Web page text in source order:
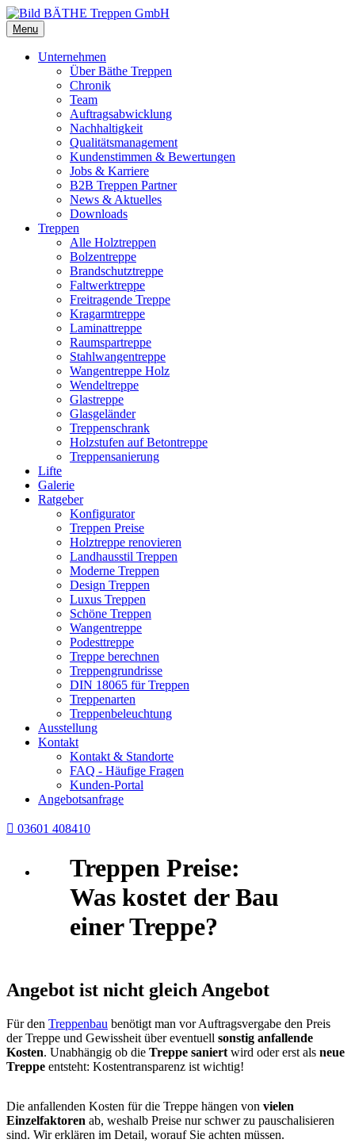
Menu
Unternehmen
Über Bäthe Treppen
Chronik
Team
Auftragsabwicklung
Nachhaltigkeit
Qualitätsmanagement
Kundenstimmen & Bewertungen
Jobs & Karriere
B2B Treppen Partner
News & Aktuelles
Downloads
Treppen
Alle Holztreppen
Bolzentreppe
Brandschutztreppe
Faltwerktreppe
Freitragende Treppe
Kragarmtreppe
Laminattreppe
Raumspartreppe
Stahlwangentreppe
Wangentreppe Holz
Wendeltreppe
Glastreppe
Glasgeländer
Treppenschrank
Holzstufen auf Betontreppe
Treppensanierung
Lifte
Galerie
Ratgeber
Konfigurator
Treppen Preise
Holztreppe renovieren
Landhausstil Treppen
Moderne Treppen
Design Treppen
Luxus Treppen
Schöne Treppen
Wangentreppe
Podesttreppe
Treppe berechnen
Treppengrundrisse
DIN 18065 für Treppen
Treppenarten
Treppenbeleuchtung
Ausstellung
Kontakt
Kontakt & Standorte
FAQ - Häufige Fragen
Kunden-Portal
Angebotsanfrage
 03601 408410
Treppen Preise:
Was kostet der Bau
einer Treppe?
Angebot ist nicht gleich Angebot
Für den Treppenbau benötigt man vor Auftragsvergabe den Preis
der Treppe und Gewissheit über eventuell sonstig anfallende
Kosten. Unabhängig ob die Treppe saniert wird oder erst als neue
Treppe entsteht: Kostentransparenz ist wichtig!
Die anfallenden Kosten für die Treppe hängen von vielen
Einzelfaktoren ab, weshalb Preise nur schwer zu pauschalisieren
sind. Wir erklären im Detail, worauf Sie achten müssen.